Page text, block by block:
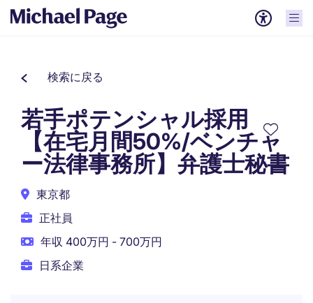
検索に戻る
若手ポテンシャル採用
【在宅月間50%/ベンチャ
ー法律事務所】弁護士秘書
東京都
正社員
年収 400万円 - 700万円
日系企業